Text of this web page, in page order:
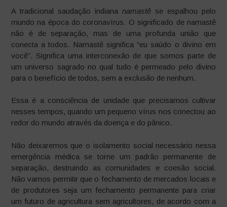
A tradicional saudação indiana namastê se espalhou pelo
mundo na época do coronavírus. O significado de namastê
não é de separação, mas de uma profunda união que
conecta a todos. Namastê significa “eu saúdo o divino em
você”. Significa uma interconexão de que somos parte de
um universo sagrado no qual tudo é permeado pelo divino
para o benefício de todos, sem a exclusão de nenhum.
Essa é a consciência de unidade que precisamos cultivar
nesses tempos, quando um pequeno vírus nos conectou ao
redor do mundo através da doença e do pânico.
Não deixaremos que o isolamento social necessário nessa
emergência médica se torne um padrão permanente de
separação, destruindo as comunidades e coesão social.
Não vamos permitir que o fechamento de mercados locais e
de produtores seja um fechamento permanente para criar
um futuro de agricultura sem agricultores, de acordo com a